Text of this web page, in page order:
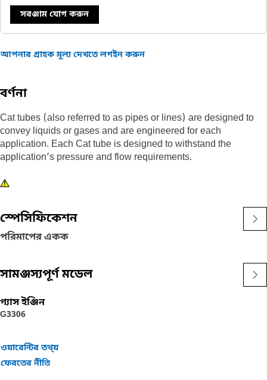
সরঞ্জাম যোগ করুন
আপনার গ্রাহক মূল্য দেখতে লগইন করুন
বর্ণনা
Cat tubes (also referred to as pipes or lines) are designed to
convey liquids or gases and are engineered for each
application. Each Cat tube is designed to withstand the
application’s pressure and flow requirements.
স্পেসিফিকেশন
পরিমাপের একক
সামঞ্জস্যপূর্ণ মডেল
গ্যাস ইঞ্জিন
G3306
ওয়ারেন্টির তথ্য়
ফেরতের নীতি